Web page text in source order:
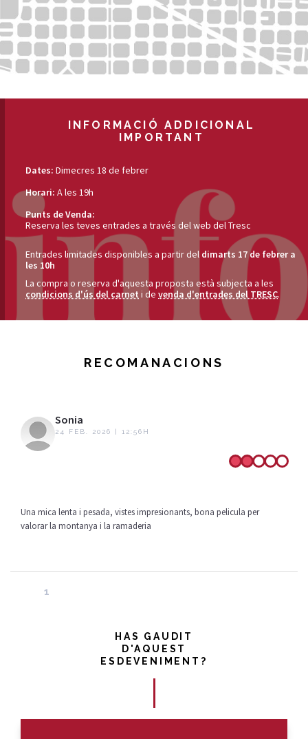
INFORMACIÓ ADDICIONAL
IMPORTANT
Dates: Dimecres 18 de febrer
Horari: A les 19h
Punts de Venda:
Reserva les teves entrades a través del web del Tresc
Entrades limitades disponibles a partir del dimarts 17 de febrer a
les 10h
La compra o reserva d'aquesta proposta està subjecta a les
condicions d'ús del carnet i de venda d'entrades del TRESC.
RECOMANACIONS
Sonia
24 FEB. 2026 | 12:56H
Una mica lenta i pesada, vistes impresionants, bona pelicula per
valorar la montanya i la ramaderia
1
HAS GAUDIT
D'AQUEST
ESDEVENIMENT?